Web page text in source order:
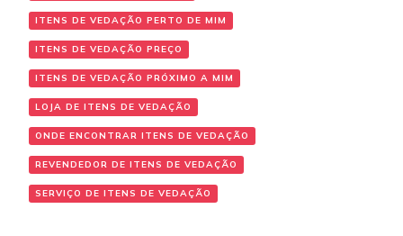
ITENS DE VEDAÇÃO PERTO DE MIM
ITENS DE VEDAÇÃO PREÇO
ITENS DE VEDAÇÃO PRÓXIMO A MIM
LOJA DE ITENS DE VEDAÇÃO
ONDE ENCONTRAR ITENS DE VEDAÇÃO
REVENDEDOR DE ITENS DE VEDAÇÃO
SERVIÇO DE ITENS DE VEDAÇÃO